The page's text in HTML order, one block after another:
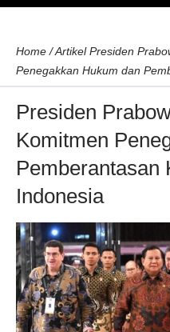
Home /Artikel Presiden
Penegakkan Hukum dan
Presiden
Komitmen
Pemberantasan
Indonesia